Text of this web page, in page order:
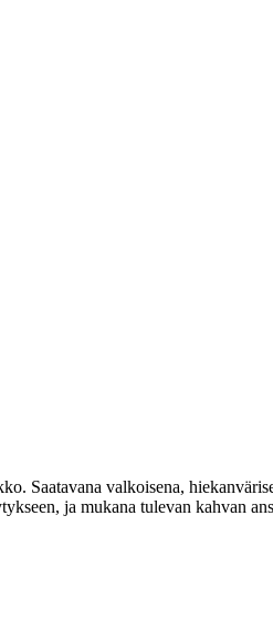
Saatavana valkoisena,
ja mukana tulevan kahvan